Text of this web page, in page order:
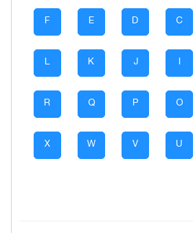
C
D
E
F
I
J
K
L
O
P
Q
R
U
V
W
X